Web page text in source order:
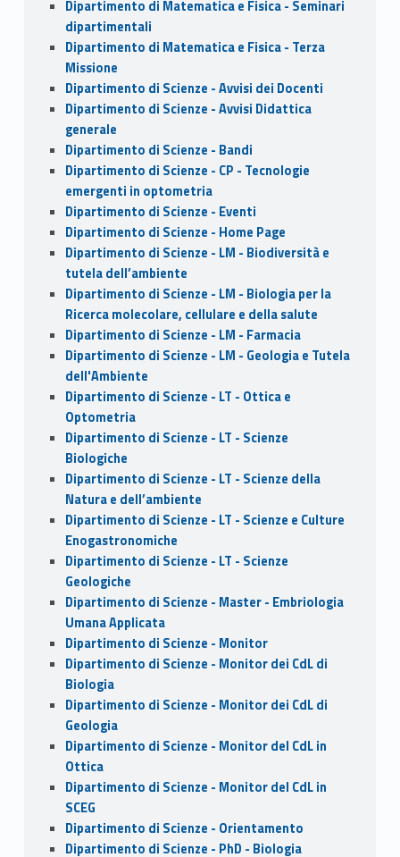
Dipartimento di Matematica e Fisica - Seminari
dipartimentali
Dipartimento di Matematica e Fisica - Terza
Missione
Dipartimento di Scienze - Avvisi dei Docenti
Dipartimento di Scienze - Avvisi Didattica
generale
Dipartimento di Scienze - Bandi
Dipartimento di Scienze - CP - Tecnologie
emergenti in optometria
Dipartimento di Scienze - Eventi
Dipartimento di Scienze - Home Page
Dipartimento di Scienze - LM - Biodiversità e
tutela dell’ambiente
Dipartimento di Scienze - LM - Biologia per la
Ricerca molecolare, cellulare e della salute
Dipartimento di Scienze - LM - Farmacia
Dipartimento di Scienze - LM - Geologia e Tutela
dell'Ambiente
Dipartimento di Scienze - LT - Ottica e
Optometria
Dipartimento di Scienze - LT - Scienze
Biologiche
Dipartimento di Scienze - LT - Scienze della
Natura e dell’ambiente
Dipartimento di Scienze - LT - Scienze e Culture
Enogastronomiche
Dipartimento di Scienze - LT - Scienze
Geologiche
Dipartimento di Scienze - Master - Embriologia
Umana Applicata
Dipartimento di Scienze - Monitor
Dipartimento di Scienze - Monitor dei CdL di
Biologia
Dipartimento di Scienze - Monitor dei CdL di
Geologia
Dipartimento di Scienze - Monitor del CdL in
Ottica
Dipartimento di Scienze - Monitor del CdL in
SCEG
Dipartimento di Scienze - Orientamento
Dipartimento di Scienze - PhD - Biologia